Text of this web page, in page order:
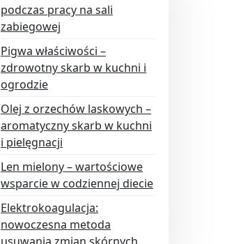
podczas pracy na sali
zabiegowej
Pigwa właściwości –
zdrowotny skarb w kuchni i
ogrodzie
Olej z orzechów laskowych –
aromatyczny skarb w kuchni
i pielęgnacji
Len mielony – wartościowe
wsparcie w codziennej diecie
Elektrokoagulacja:
nowoczesna metoda